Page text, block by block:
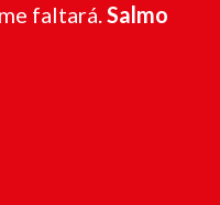
faltará.Salmo